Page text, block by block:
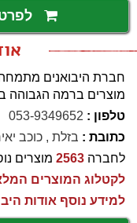
חברת היבואנים מתמחה
מוצרים ברמה הגבוהה
טלפון : 053-9349652
כתובת : בזלת , כוכב
לחברה 2563 מוצרים
לקטלוג המוצרים
למידע נוסף אודות